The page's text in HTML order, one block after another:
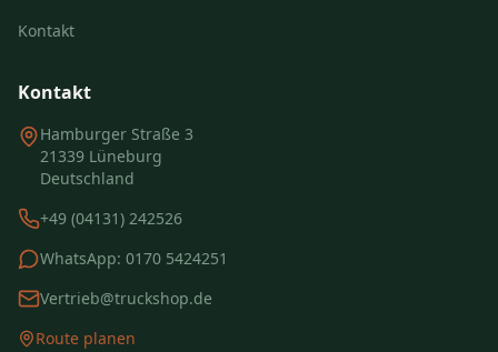
Kontakt
Kontakt
Hamburger Straße 3
21339 Lüneburg
Deutschland
+49 (04131) 242526
WhatsApp: 0170 5424251
Vertrieb@truckshop.de
Route planen